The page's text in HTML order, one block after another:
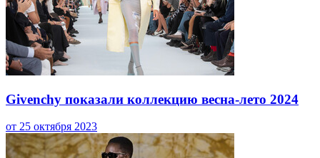
Givenchy показали коллекцию весна-лето 2024
от 25 октября 2023